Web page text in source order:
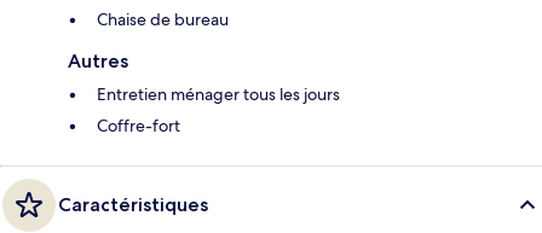
Chaise de bureau
Autres
Entretien ménager tous les jours
Coffre-fort
Caractéristiques